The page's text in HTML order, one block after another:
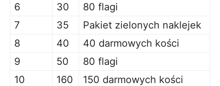
6
30
80 flagi
7
35
Pakiet zielonych naklejek
8
40
40 darmowych kości
9
50
80 flagi
10
160
150 darmowych kości